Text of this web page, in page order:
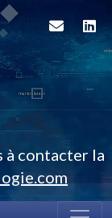
à contacter la